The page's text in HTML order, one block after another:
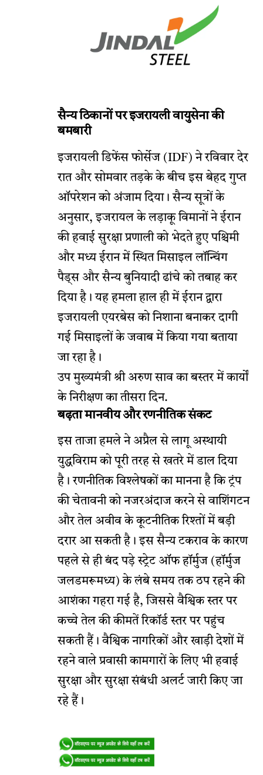
सैन्य ठिकानों पर इजरायली वायुसेना की
बमबारी
इजरायली डिफेंस फोर्सेज (IDF) ने रविवार देर
रात और सोमवार तड़के के बीच इस बेहद गुप्त
ऑपरेशन को अंजाम दिया। सैन्य सूत्रों के
अनुसार, इजरायल के लड़ाकू विमानों ने ईरान
की हवाई सुरक्षा प्रणाली को भेदते हुए पश्चिमी
और मध्य ईरान में स्थित मिसाइल लॉन्चिंग
पैड्स और सैन्य बुनियादी ढांचे को तबाह कर
दिया है। यह हमला हाल ही में ईरान द्वारा
इजरायली एयरबेस को निशाना बनाकर दागी
गई मिसाइलों के जवाब में किया गया बताया
जा रहा है।
उप मुख्यमंत्री श्री अरुण साव का बस्तर में कार्यों
के निरीक्षण का तीसरा दिन.
बढ़ता मानवीय और रणनीतिक संकट
इस ताजा हमले ने अप्रैल से लागू अस्थायी
युद्धविराम को पूरी तरह से खतरे में डाल दिया
है। रणनीतिक विश्लेषकों का मानना है कि ट्रंप
की चेतावनी को नजरअंदाज करने से वाशिंगटन
और तेल अवीव के कूटनीतिक रिश्तों में बड़ी
दरार आ सकती है। इस सैन्य टकराव के कारण
पहले से ही बंद पड़े स्ट्रेट ऑफ हॉर्मुज (हॉर्मुज
जलडमरूमध्य) के लंबे समय तक ठप रहने की
आशंका गहरा गई है, जिससे वैश्विक स्तर पर
कच्चे तेल की कीमतें रिकॉर्ड स्तर पर पहुंच
सकती हैं। वैश्विक नागरिकों और खाड़ी देशों में
रहने वाले प्रवासी कामगारों के लिए भी हवाई
सुरक्षा और सुरक्षा संबंधी अलर्ट जारी किए जा
रहे हैं।